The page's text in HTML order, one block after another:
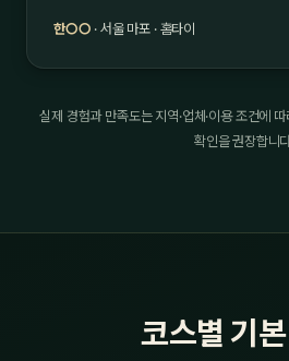
한○○ · 서울 마포 · 홈타이
실제 경험과 만족도는 지역·업체·이용 조건에
확인을 권장합니
코스별 기